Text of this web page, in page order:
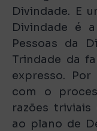
Divindade. E
Divindade é
Pessoas da
Trindade da
expresso.
com o
razões
ao plano de